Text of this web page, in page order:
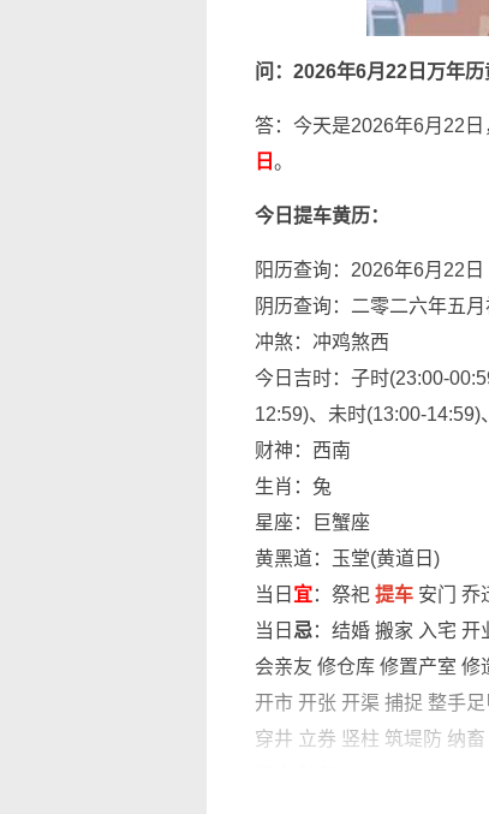
问：2026年6月22日万年历
答：今天是2026年6月22日
日 。
今日提车黄历：
阳历查询：2026年6月22日
阴历查询：二零二六年五月
冲煞：冲鸡煞西
今日吉时：子时(23:00-
12:59)、未时(13:00-14:59)
财神：西南
生肖：兔
星座：巨蟹座
黄黑道：玉堂(黄道日)
当日 宜：祭祀 提车 安门 乔
当日 忌：结婚 搬家 入宅
会亲友 修仓库 修置产室 修
开市 开张 开渠 捕捉 整手
穿井 立券 竖柱 筑堤防 纳